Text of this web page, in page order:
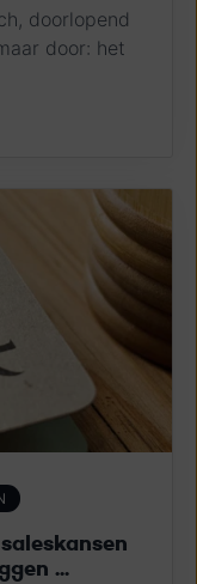
doorlopend
door: het
...